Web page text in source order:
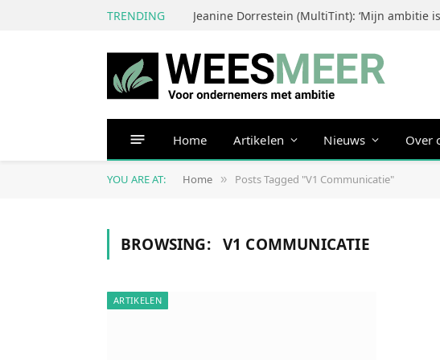
TRENDING
Home Artikelen Nieuws Over
YOU ARE AT: Home » Posts Tagged "V1 Communicatie"
BROWSING: V1 COMMUNICATIE
ARTIKELEN